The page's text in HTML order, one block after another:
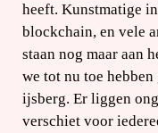
heeft. Kunstmatige
blockchain, en vele
staan nog maar aan
we tot nu toe
ijsberg. Er liggen
verschiet voor